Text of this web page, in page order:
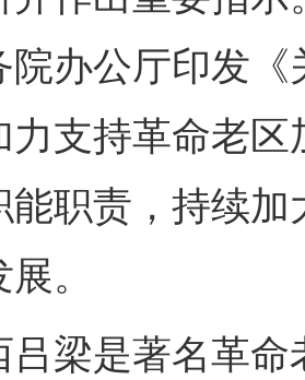
院办公厅印发
力支持革命老
能职责，持续
。
是著名革命